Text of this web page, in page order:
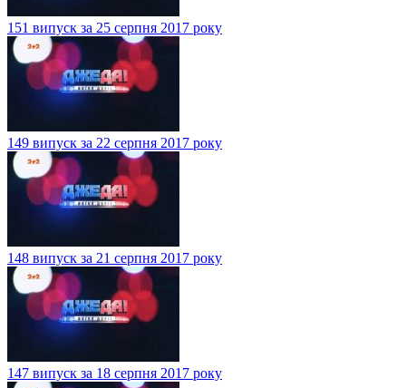
151 випуск за 25 серпня 2017 року
149 випуск за 22 серпня 2017 року
148 випуск за 21 серпня 2017 року
147 випуск за 18 серпня 2017 року